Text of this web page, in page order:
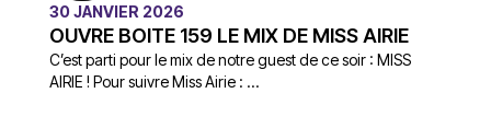
30 JANVIER 2026
OUVRE BOITE 159 LE MIX DE MISS AIRIE
C’est parti pour le mix de notre guest de ce soir : MISS
AIRIE ! Pour suivre Miss Airie : ...